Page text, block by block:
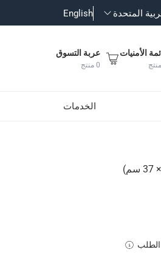
المتحدة English
الأمنيات
منتج
عربة التسوق
0 منتج
الخدمات
الطلب